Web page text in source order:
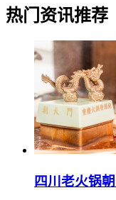
热门资讯推荐
四川老火锅